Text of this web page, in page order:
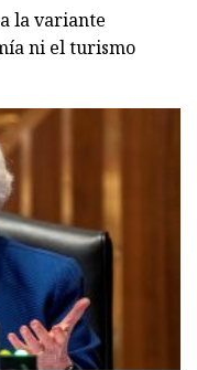
la variante
ni el turismo